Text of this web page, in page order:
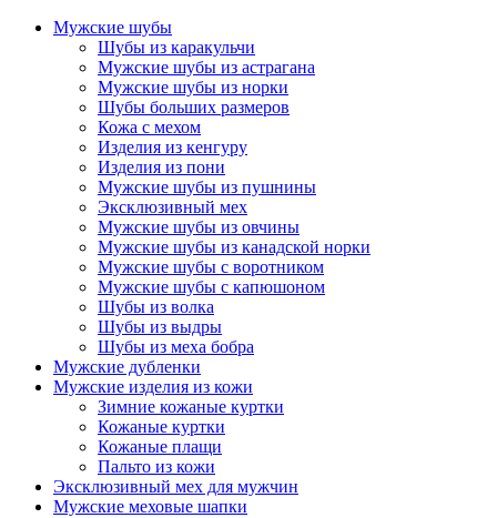
Мужские шубы
Шубы из каракульчи
Мужские шубы из астрагана
Мужские шубы из норки
Шубы больших размеров
Кожа с мехом
Изделия из кенгуру
Изделия из пони
Мужские шубы из пушнины
Эксклюзивный мех
Мужские шубы из овчины
Мужские шубы из канадской норки
Мужские шубы с воротником
Мужские шубы с капюшоном
Шубы из волка
Шубы из выдры
Шубы из меха бобра
Мужские дубленки
Мужские изделия из кожи
Зимние кожаные куртки
Кожаные куртки
Кожаные плащи
Пальто из кожи
Эксклюзивный мех для мужчин
Мужские меховые шапки